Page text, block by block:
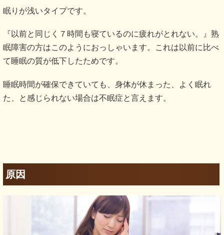
眠りが浅いタイプです。
『以前と同じく７時間も寝ているのに疲れがとれない。』熟
眠障害の方はこのようにおっしゃいます。これは以前に比べ
て睡眠の質が低下したためです。
睡眠時間が確保できていても、身体が休まった、よく眠れ
た、と感じられない場合は不眠症と言えます。
原因